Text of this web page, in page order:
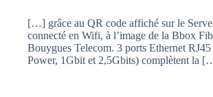
[…] grâce au QR code affiché sur le
connecté en Wifi, à l’image de la Bbox
Bouygues Telecom. 3 ports Ethernet
Power, 1Gbit et 2,5Gbits) complètent la